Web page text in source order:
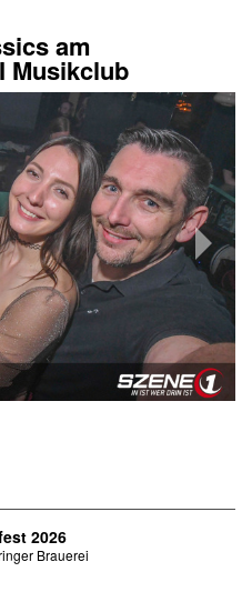
am
Musikclub
2026
Brauerei